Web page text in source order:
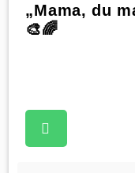
„Mama, du
🎨🌈